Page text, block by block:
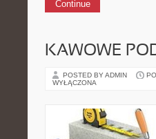
Continue
KAWOWE
POSTED BY ADMIN
WYŁĄCZONA